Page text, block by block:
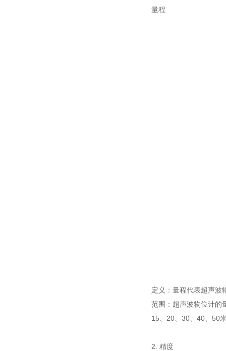
量程
定义：量程代表超声波
范围：超声波物位计的
15、20、30、40、50
2. 精度